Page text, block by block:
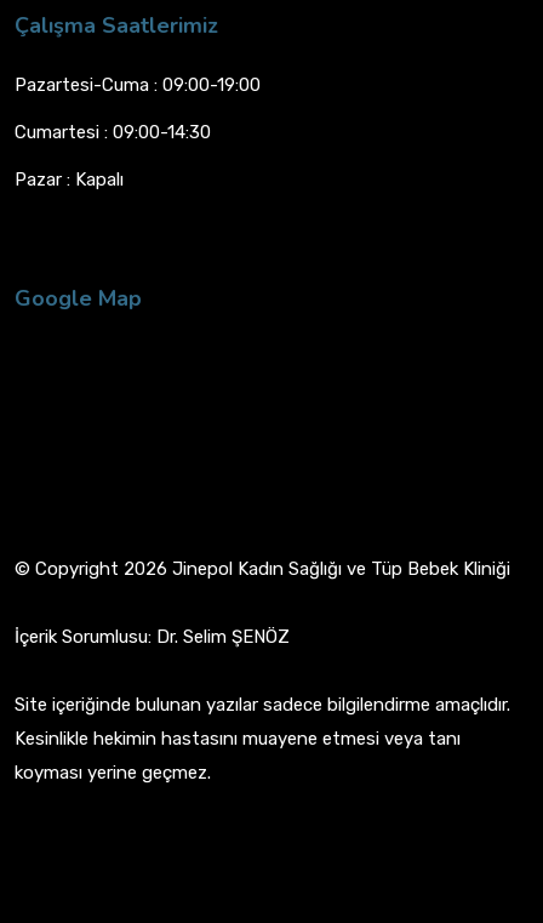
Çalışma Saatlerimiz
Pazartesi-Cuma : 09:00-19:00
Cumartesi : 09:00-14:30
Pazar : Kapalı
Google Map
© Copyright 2026 Jinepol Kadın Sağlığı ve Tüp Bebek Kliniği
İçerik Sorumlusu: Dr. Selim ŞENÖZ
Site içeriğinde bulunan yazılar sadece bilgilendirme amaçlıdır.
Kesinlikle hekimin hastasını muayene etmesi veya tanı
koyması yerine geçmez.